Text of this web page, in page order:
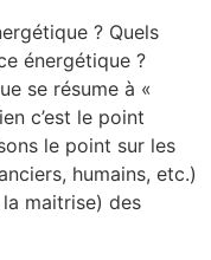
? Quels
énergétique ?
se résume à «
c’est le point
le point sur les
humains, etc.)
maitrise) des